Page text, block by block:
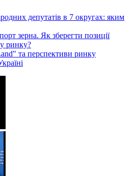
депутатів в 7 округах: яким
зерна. Як зберегти позиції
ринку?
та перспективи ринку